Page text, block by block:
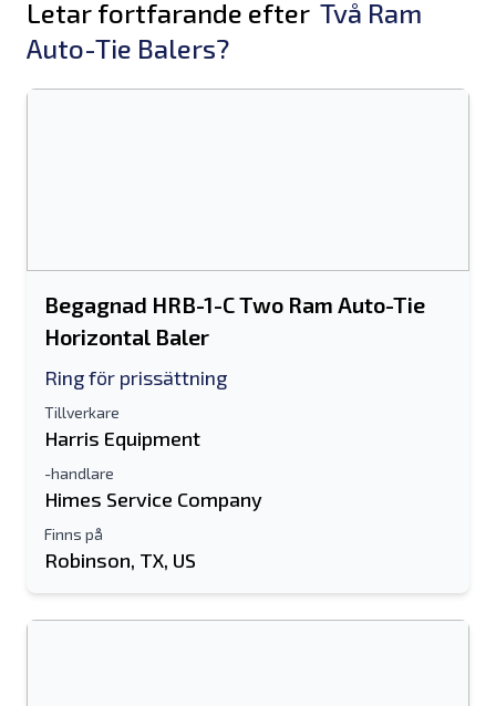
Letar fortfarande efter Två Ram
Auto-Tie Balers?
Begagnad HRB-1-C Two Ram Auto-Tie
Horizontal Baler
Ring för prissättning
Tillverkare
Harris Equipment
-handlare
Himes Service Company
Finns på
Robinson, TX, US